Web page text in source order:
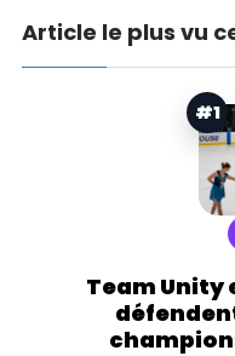
Article le plus vu
#1
Team Unity